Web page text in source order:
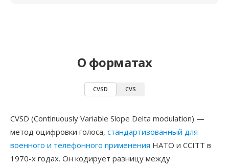
О форматах
CVSD CVS
CVSD (Continuously Variable Slope Delta modulation) —
метод оцифровки голоса, стандартизованный для
военного и телефонного применения НАТО и CCITT в
1970-х годах. Он кодирует разницу между